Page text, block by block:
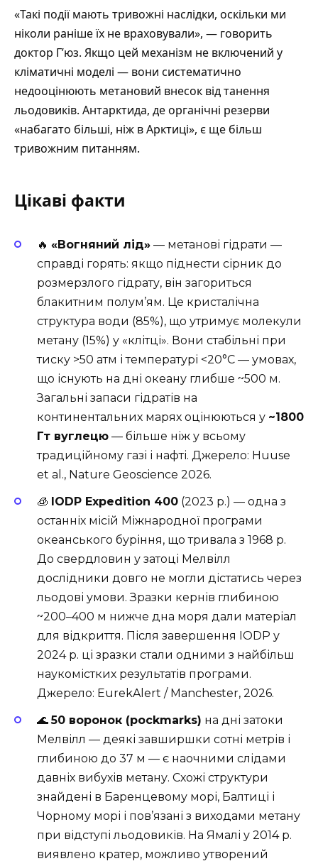
«Такі події мають тривожні наслідки, оскільки ми
ніколи раніше їх не враховували», — говорить
доктор Г’юз. Якщо цей механізм не включений у
кліматичні моделі — вони систематично
недооцінюють метановий внесок від танення
льодовиків. Антарктида, де органічні резерви
«набагато більші, ніж в Арктиці», є ще більш
тривожним питанням.
Цікаві факти
🔥 «Вогняний лід» — метанові гідрати —
справді горять: якщо піднести сірник до
розмерзлого гідрату, він загориться
блакитним полум’ям. Це кристалічна
структура води (85%), що утримує молекули
метану (15%) у «клітці». Вони стабільні при
тиску >50 атм і температурі <20°C — умовах,
що існують на дні океану глибше ~500 м.
Загальні запаси гідратів на
континентальних марях оцінюються у ~1800
Гт вуглецю — більше ніж у всьому
традиційному газі і нафті. Джерело: Huuse
et al., Nature Geoscience 2026.
🧊 IODP Expedition 400 (2023 р.) — одна з
останніх місій Міжнародної програми
океанського буріння, що тривала з 1968 р.
До свердловин у затоці Мелвілл
дослідники довго не могли дістатись через
льодові умови. Зразки кернів глибиною
~200–400 м нижче дна моря дали матеріал
для відкриття. Після завершення IODP у
2024 р. ці зразки стали одними з найбільш
наукомістких результатів програми.
Джерело: EurekAlert / Manchester, 2026.
🌊50 воронок (pockmarks) на дні затоки
Мелвілл — деякі завширшки сотні метрів і
глибиною до 37 м — є наочними слідами
давніх вибухів метану. Схожі структури
знайдені в Баренцевому морі, Балтиці і
Чорному морі і пов’язані з виходами метану
при відступі льодовиків. На Ямалі у 2014 р.
виявлено кратер, можливо утворений